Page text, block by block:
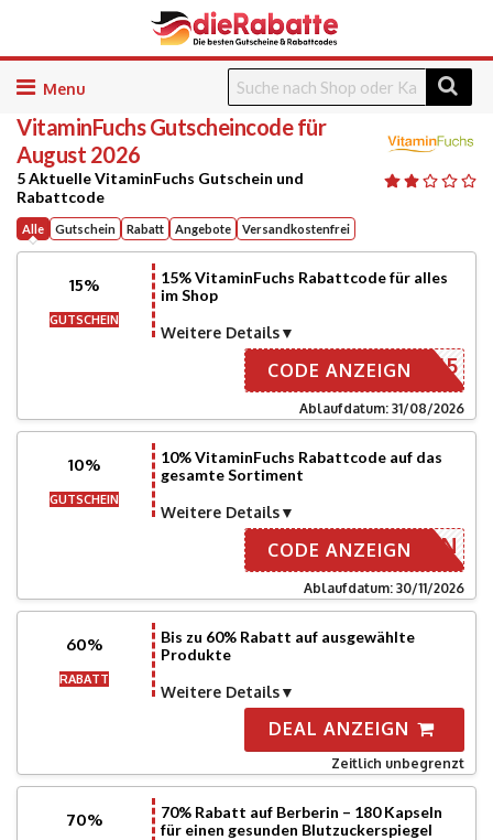
Skip
content
VitaminFuchsGutscheincode für
August 2026
5 Aktuelle VitaminFuchs Gutschein und
Rabattcode
Alle Gutschein Rabatt Angebote Versandkostenfrei
15%
GUTSCHEIN
15% VitaminFuchs Rabattcode für alles
im Shop
Weitere Details
SOMMER15
CODE ANZEIGN
Ablaufdatum: 31/08/2026
10%
GUTSCHEIN
10% VitaminFuchs Rabattcode auf das
gesamte Sortiment
Weitere Details
AWIN
CODE ANZEIGN
Ablaufdatum: 30/11/2026
60%
RABATT
Bis zu 60% Rabatt auf ausgewählte
Produkte
Weitere Details
DEAL ANZEIGN
Zeitlich unbegrenzt
70%
70% Rabatt auf Berberin – 180 Kapseln
für einen gesunden Blutzuckerspiegel